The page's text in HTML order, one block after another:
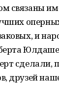
связаны
и
сделали,
друзей